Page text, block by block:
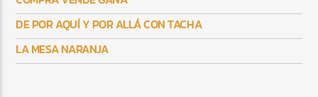
DE POR AQUÍ Y POR ALLÁ CON TACHA
LA MESA NARANJA